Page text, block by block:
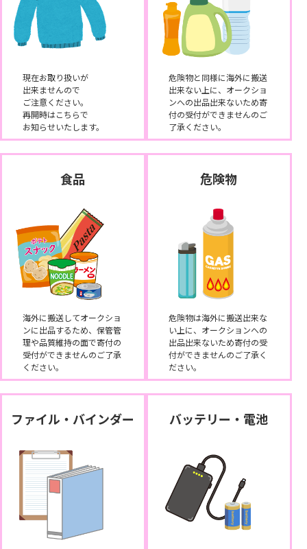
現在お取り扱いが
出来ませんので
ご注意ください。
再開時はこちらで
お知らせいたします。
危険物と同様に海外に搬送
出来ない上に、オークショ
ンへの出品出来ないため寄
付の受付ができませんのご
了承ください。
食品
海外に搬送してオークショ
ンに出品するため、保管管
理や品質維持の面で寄付の
受付ができませんのご了承
ください。
危険物
危険物は海外に搬送出来な
い上に、オークションへの
出品出来ないため寄付の受
付ができませんのご了承く
ださい。
ファイル・バインダー バッテリー・電池